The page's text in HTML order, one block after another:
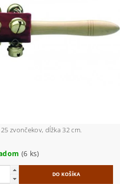
zvončekov, dĺžka 32 cm.
(6 ks)